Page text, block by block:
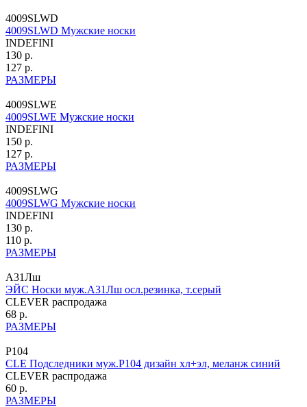
4009SLWD
4009SLWD Мужские носки
INDEFINI
130 р.
127 р.
РАЗМЕРЫ
4009SLWE
4009SLWE Мужские носки
INDEFINI
150 р.
127 р.
РАЗМЕРЫ
4009SLWG
4009SLWG Мужские носки
INDEFINI
130 р.
110 р.
РАЗМЕРЫ
А31Лш
ЭЙС Носки муж.А31Лш осл.резинка, т.серый
CLEVER распродажа
68 р.
РАЗМЕРЫ
P104
CLE Подследники муж.P104 дизайн хл+эл, меланж синий
CLEVER распродажа
60 р.
РАЗМЕРЫ